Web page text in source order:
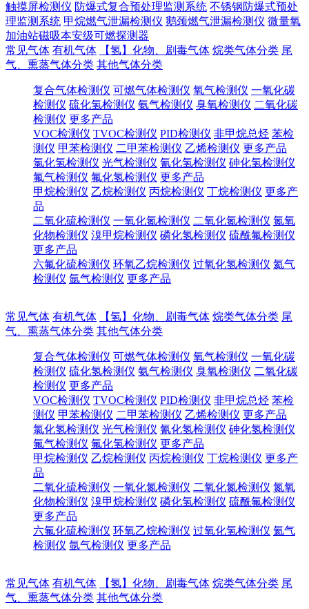
触摸屏检测仪 防爆式复合预处理监测系统 不锈钢防爆式预处
理监测系统 甲烷燃气泄漏检测仪 鹅颈燃气泄漏检测仪 微量氧
加油站磁吸本安级可燃探测器
常见气体 有机气体 【氢】化物、剧毒气体 烷类气体分类 尾
气、熏蒸气体分类 其他气体分类
复合气体检测仪 可燃气体检测仪 氧气检测仪 一氧化碳
检测仪 硫化氢检测仪 氨气检测仪 臭氧检测仪 二氧化碳
检测仪 更多产品
VOC检测仪 TVOC检测仪 PID检测仪 非甲烷总烃 苯检
测仪 甲苯检测仪 二甲苯检测仪 乙烯检测仪 更多产品
氯化氢检测仪 光气检测仪 氰化氢检测仪 砷化氢检测仪
氟气检测仪 氟化氢检测仪 更多产品
甲烷检测仪 乙烷检测仪 丙烷检测仪 丁烷检测仪 更多产
品
二氧化硫检测仪 一氧化氮检测仪 二氧化氮检测仪 氮氧
化物检测仪 溴甲烷检测仪 磷化氢检测仪 硫酰氟检测仪
更多产品
六氟化硫检测仪 环氧乙烷检测仪 过氧化氢检测仪 氦气
检测仪 氩气检测仪 更多产品
常见气体 有机气体 【氢】化物、剧毒气体 烷类气体分类 尾
气、熏蒸气体分类 其他气体分类
复合气体检测仪 可燃气体检测仪 氧气检测仪 一氧化碳
检测仪 硫化氢检测仪 氨气检测仪 臭氧检测仪 二氧化碳
检测仪 更多产品
VOC检测仪 TVOC检测仪 PID检测仪 非甲烷总烃 苯检
测仪 甲苯检测仪 二甲苯检测仪 乙烯检测仪 更多产品
氯化氢检测仪 光气检测仪 氰化氢检测仪 砷化氢检测仪
氟气检测仪 氟化氢检测仪 更多产品
甲烷检测仪 乙烷检测仪 丙烷检测仪 丁烷检测仪 更多产
品
二氧化硫检测仪 一氧化氮检测仪 二氧化氮检测仪 氮氧
化物检测仪 溴甲烷检测仪 磷化氢检测仪 硫酰氟检测仪
更多产品
六氟化硫检测仪 环氧乙烷检测仪 过氧化氢检测仪 氦气
检测仪 氩气检测仪 更多产品
常见气体 有机气体 【氢】化物、剧毒气体 烷类气体分类 尾
气、熏蒸气体分类 其他气体分类